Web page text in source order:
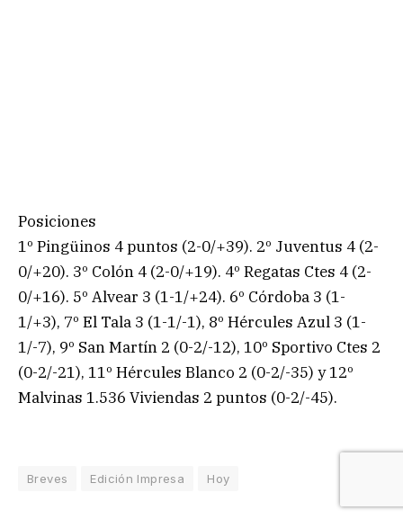
Posiciones
1º Pingüinos 4 puntos (2-0/+39). 2º Juventus 4 (2-
0/+20). 3º Colón 4 (2-0/+19). 4º Regatas Ctes 4 (2-
0/+16). 5º Alvear 3 (1-1/+24). 6º Córdoba 3 (1-
1/+3), 7º El Tala 3 (1-1/-1), 8º Hércules Azul 3 (1-
1/-7), 9º San Martín 2 (0-2/-12), 10º Sportivo Ctes 2
(0-2/-21), 11º Hércules Blanco 2 (0-2/-35) y 12º
Malvinas 1.536 Viviendas 2 puntos (0-2/-45).
Breves Edición Impresa Hoy